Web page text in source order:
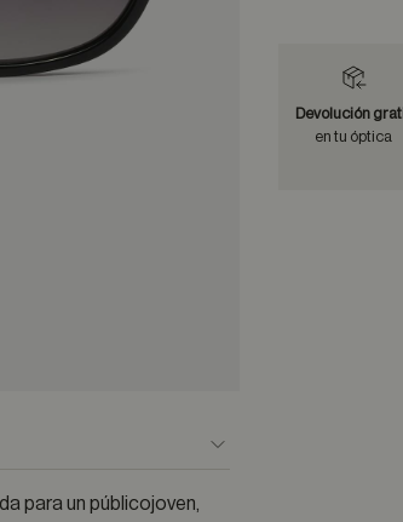
para un públicojoven,
Devolución
en tu óptica